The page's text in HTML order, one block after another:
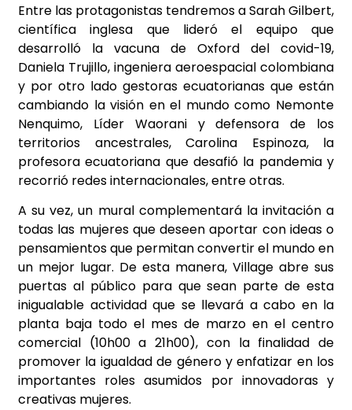
Entre las protagonistas tendremos a Sarah Gilbert,
científica inglesa que lideró el equipo que
desarrolló la vacuna de Oxford del covid-19,
Daniela Trujillo, ingeniera aeroespacial colombiana
y por otro lado gestoras ecuatorianas que están
cambiando la visión en el mundo como Nemonte
Nenquimo, Líder Waorani y defensora de los
territorios ancestrales, Carolina Espinoza, la
profesora ecuatoriana que desafió la pandemia y
recorrió redes internacionales, entre otras.
A su vez, un mural complementará la invitación a
todas las mujeres que deseen aportar con ideas o
pensamientos que permitan convertir el mundo en
un mejor lugar. De esta manera, Village abre sus
puertas al público para que sean parte de esta
inigualable actividad que se llevará a cabo en la
planta baja todo el mes de marzo en el centro
comercial (10h00 a 21h00), con la finalidad de
promover la igualdad de género y enfatizar en los
importantes roles asumidos por innovadoras y
creativas mujeres.